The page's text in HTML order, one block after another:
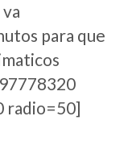
para que
radio=50]